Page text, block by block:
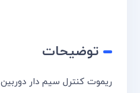
توضیحات
ریموت کنترل سیم دار